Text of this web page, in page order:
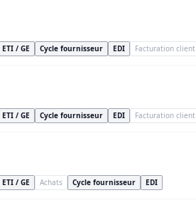
ETI / GE Cycle fournisseur EDI Facturation client
ETI / GE Cycle fournisseur EDI Facturation client
ETI / GE Achats Cycle fournisseur EDI